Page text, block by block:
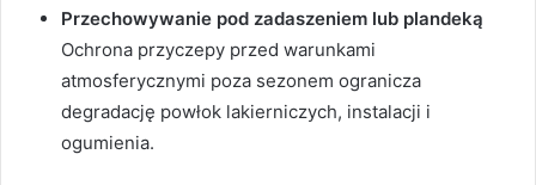
Przechowywanie pod zadaszeniem lub plandeką
Ochrona przyczepy przed warunkami
atmosferycznymi poza sezonem ogranicza
degradację powłok lakierniczych, instalacji i
ogumienia.